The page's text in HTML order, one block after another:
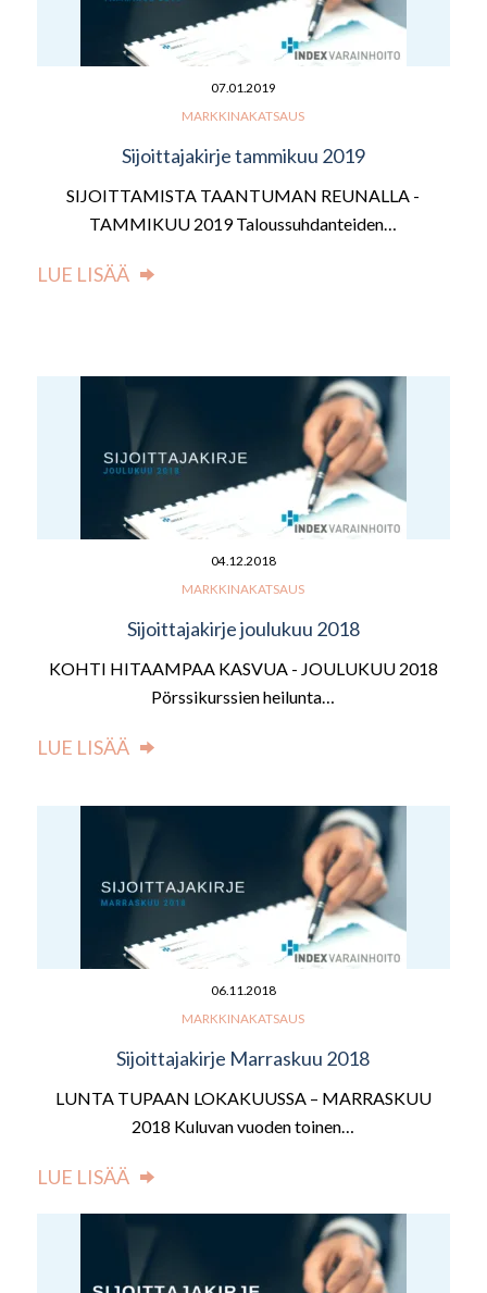
07.01.2019
MARKKINAKATSAUS
Sijoittajakirje tammikuu 2019
SIJOITTAMISTA TAANTUMAN REUNALLA -
TAMMIKUU 2019 Taloussuhdanteiden…
LUE LISÄÄ
04.12.2018
MARKKINAKATSAUS
Sijoittajakirje joulukuu 2018
KOHTI HITAAMPAA KASVUA - JOULUKUU 2018
Pörssikurssien heilunta…
LUE LISÄÄ
06.11.2018
MARKKINAKATSAUS
Sijoittajakirje Marraskuu 2018
LUNTA TUPAAN LOKAKUUSSA – MARRASKUU
2018 Kuluvan vuoden toinen…
LUE LISÄÄ